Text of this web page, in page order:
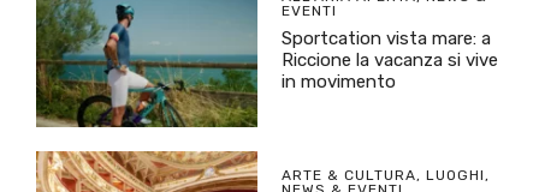
EVENTI
Sportcation vista mare: a
Riccione la vacanza si vive
in movimento
ARTE & CULTURA, LUOGHI,